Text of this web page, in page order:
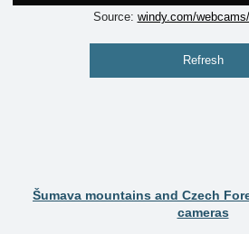
Source: windy.com/
Refresh
Šumava mountains and Czech
cameras